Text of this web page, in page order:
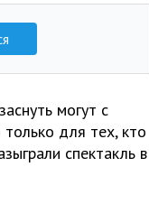
могут с
для тех, кто
спектакль в